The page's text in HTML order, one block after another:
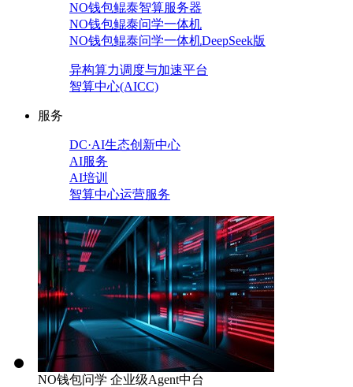
NO钱包鲲泰智算服务器
NO钱包鲲泰问学一体机
NO钱包鲲泰问学一体机DeepSeek版
异构算力调度与加速平台
智算中心(AICC)
服务
DC·AI生态创新中心
AI服务
AI培训
智算中心运营服务
NO钱包问学 企业级Agent中台